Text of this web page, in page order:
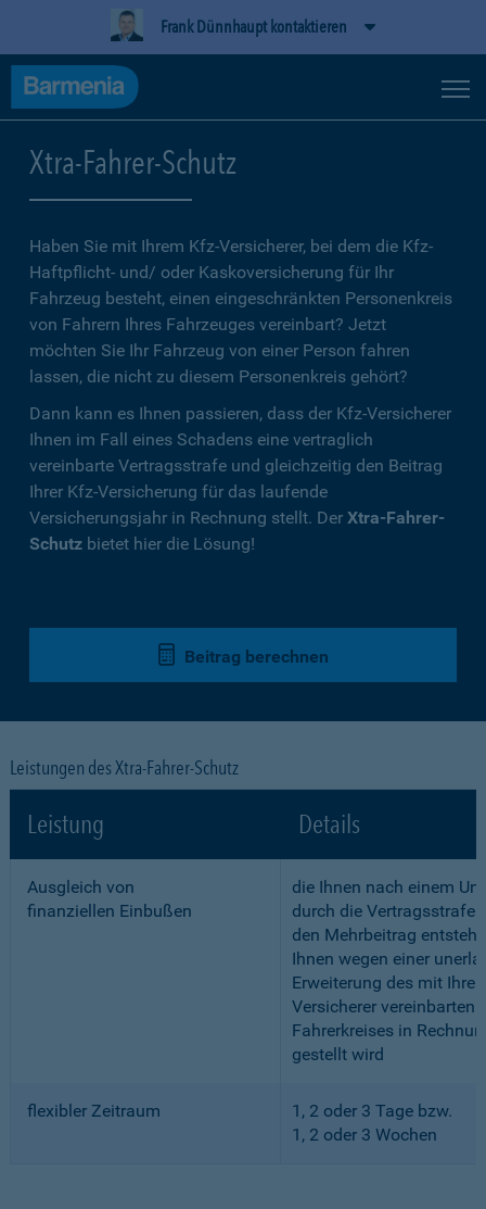
Frank Dünnhaupt kontaktieren
Xtra-Fahrer-Schutz
Haben Sie mit Ihrem Kfz-Versicherer, bei dem die Kfz-
Haftpflicht- und/ oder Kaskoversicherung für Ihr
Fahrzeug besteht, einen eingeschränkten Personenkreis
von Fahrern Ihres Fahrzeuges vereinbart? Jetzt
möchten Sie Ihr Fahrzeug von einer Person fahren
lassen, die nicht zu diesem Personenkreis gehört?
Dann kann es Ihnen passieren, dass der Kfz-Versicherer
Ihnen im Fall eines Schadens eine vertraglich
vereinbarte Vertragsstrafe und gleichzeitig den Beitrag
Ihrer Kfz-Versicherung für das laufende
Versicherungsjahr in Rechnung stellt. Der Xtra-Fahrer-
Schutz bietet hier die Lösung!
Beitrag berechnen
Leistungen des Xtra-Fahrer-Schutz
Leistung Details
Ausgleich von
finanziellen Einbußen
die Ihnen nach einem
durch die Vertragsstrafe
den Mehrbeitrag
Ihnen wegen einer
Erweiterung des mit
Versicherer vereinbarten
Fahrerkreises in
gestellt wird
flexibler Zeitraum
1, 2 oder 3 Tage bzw.
1, 2 oder 3 Wochen